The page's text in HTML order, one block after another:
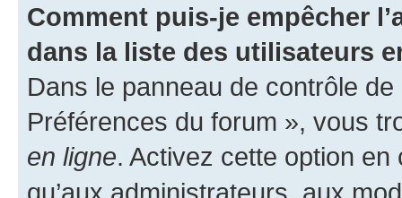
Comment puis-je empêcher
dans la liste des utilisateurs
Dans le panneau de contrôle
Préférences du forum », vous
en ligne. Activez cette option
qu’aux administrateurs, aux